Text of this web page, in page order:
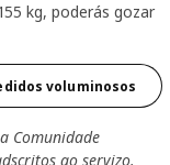
kg, poderás gozar
voluminosos
Comunidade
ao servizo.